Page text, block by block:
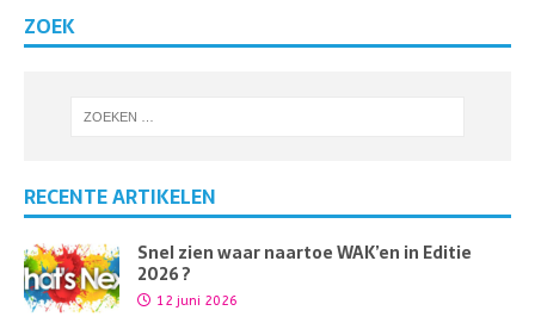
ZOEK
RECENTE ARTIKELEN
Snel zien waar naartoe WAK’en in Editie
2026 ?
12 juni 2026